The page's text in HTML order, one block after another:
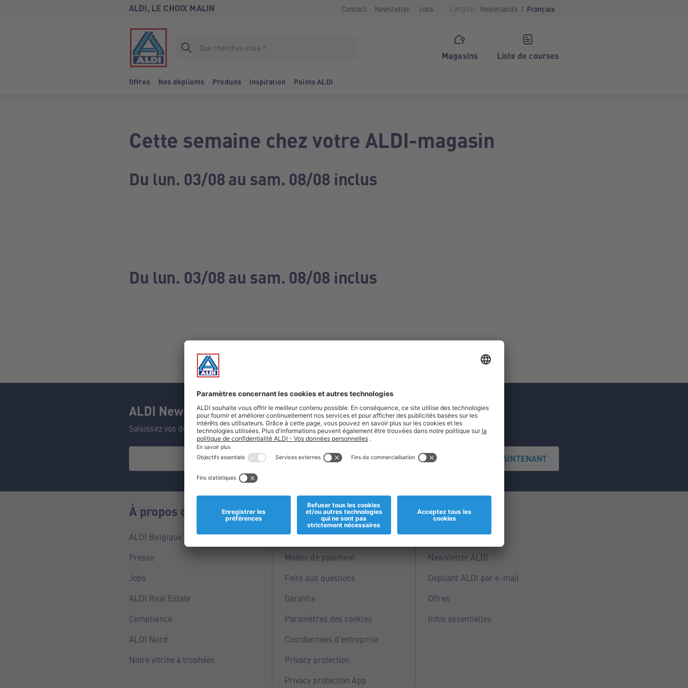
ALDI, LE CHOIX MALIN Contact Newsletter Jobs Langue: Nederlands Français
Magasins Liste de courses
Offres Nos dépliants Produits Inspiration Points ALDI
Cette semaine chez votre ALDI-magasin
Du lun. 03/08 au sam. 08/08 inclus
Du lun. 03/08 au sam. 08/08 inclus
ALDI Newsletter
Saisissez vos données et ne manquez aucune de nos offres.
S'INSCRIRE MAINTENANT
À propos de nous
ALDI Belgique
Presse
Jobs
ALDI Real Estate
Compliance
ALDI Nord
Notre vitrine à trophées
Informations
Magasins
Modes de paiement
Foire aux questions
Garantie
Paramètres des cookies
Coordonnées d'entreprise
Privacy protection
Privacy protection App
Service
Points ALDI
Newsletter ALDI
Dépliant ALDI par e-mail
Offres
Infos essentielles